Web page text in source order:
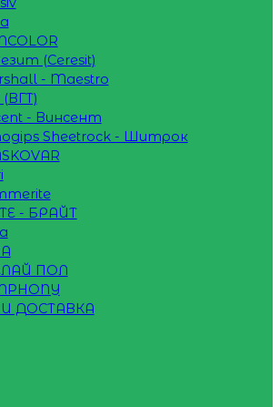
(Ceresit)
- Maestro
(ВГТ)
- Винсент
Sheetrock - Шитрок
- БРАЙТ
ПОЛ
ДОСТАВКА